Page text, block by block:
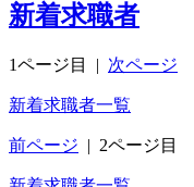
新着求職者
1ページ目 | 次ページ
新着求職者一覧
前ページ | 2ページ目